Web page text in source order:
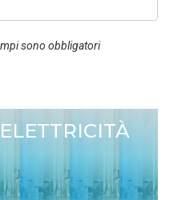
sono obbligatori